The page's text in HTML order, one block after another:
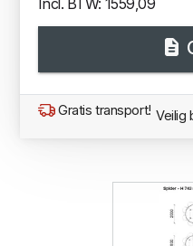
Gratis transport! Veilig